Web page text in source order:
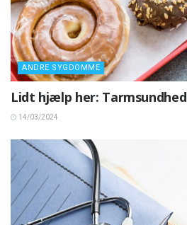
ANDRE SYGDOMME
Lidt hjælp her: Tarmsundhed
14/03/2024